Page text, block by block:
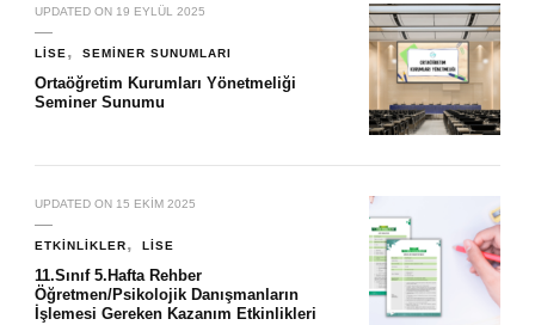
UPDATED ON 19 EYLÜL 2025
LISE SEMINER SUNUMLARI
Ortaöğretim Kurumları Yönetmeliği
Seminer Sunumu
UPDATED ON 15 EKIM 2025
ETKINLIKLER LISE
11.Sınıf 5.Hafta Rehber
Öğretmen/Psikolojik Danışmanların
İşlemesi Gereken Kazanım Etkinlikleri